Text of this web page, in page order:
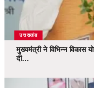
उत्तराखंड
मुख्यमंत्री ने विभिन्न विकास
दी…